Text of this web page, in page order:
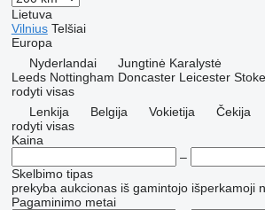
Lietuva
Vilnius Telšiai
Europa
Nyderlandai
Jungtinė Karalystė
Leeds Nottingham Doncaster Leicester
rodyti visas
Lenkija
Belgija Vokietija Čekija
rodyti visas
Kaina
–
Skelbimo tipas
prekyba aukcionas iš gamintojo išperkamoji
Pagaminimo metai